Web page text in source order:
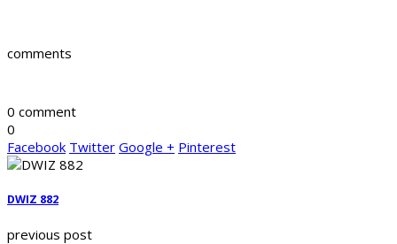
comments
0 comment
0
Facebook Twitter Google + Pinterest
DWIZ 882
previous post